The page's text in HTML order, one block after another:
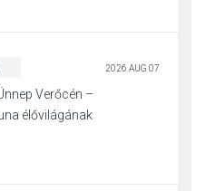
2026 AUG 07
Verőcén –
élővilágának